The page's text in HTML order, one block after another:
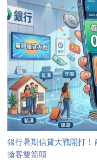
銀行暑期信貸大戰開打！
搶客雙箭頭